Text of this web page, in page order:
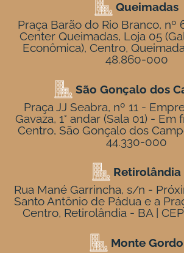
Queimadas
Praça Barão do Rio Branco, nº
Center Queimadas, Loja 05
Econômica), Centro,
48.860-000
São Gonçalo dos
Praça JJ Seabra, nº 11 -
Gavaza, 1° andar (Sala 01) - Em
Centro, São Gonçalo dos
44.330-000
Retirolândia
Rua Mané Garrincha, s/n -
Santo Antônio de Pádua e a
Centro, Retirolândia - BA |
Monte Gordo